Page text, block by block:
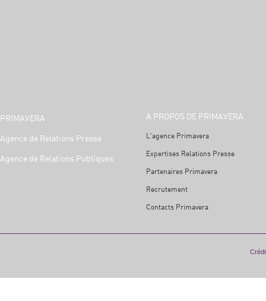
PRIMAVERA
Agence de Relations Presse
Agence de Relations Publiques
A PROPOS DE PRIMAVERA
L'agence Primavera
Expertises Relations Presse
Partenaires Primavera
Recrutement
Contacts Primavera